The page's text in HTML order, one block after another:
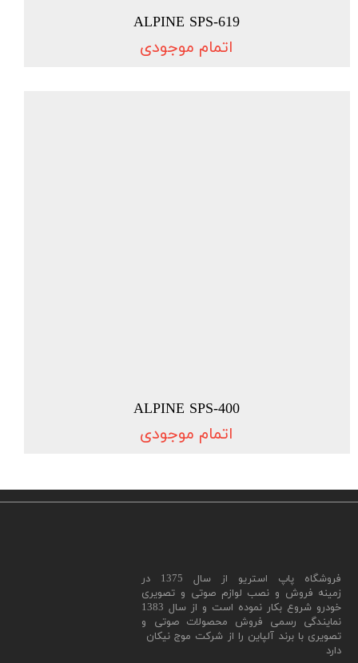
ALPINE SPS-619
اتمام موجودی
ALPINE SPS-400
اتمام موجودی
​فروشگاه پاپ استریو از سال 1375 در
زمینه فروش و نصب لوازم صوتی و تصویری
خودرو شروع بکار نموده است و از سال 1383
نمایندگی رسمی فروش محصولات صوتی و
تصویری با برند آلپاین را از شرکت موج نیکان
دارد